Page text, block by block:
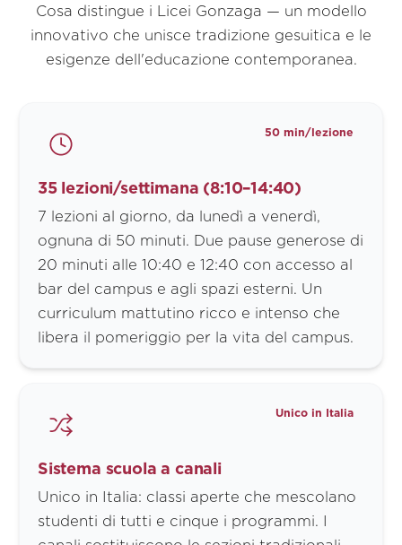
Cosa distingue i Licei Gonzaga — un modello
innovativo che unisce tradizione gesuitica e le
esigenze dell'educazione contemporanea.
50 min/lezione
35 lezioni/settimana (8:10–14:40)
7 lezioni al giorno, da lunedì a venerdì,
ognuna di 50 minuti. Due pause generose di
20 minuti alle 10:40 e 12:40 con accesso al
bar del campus e agli spazi esterni. Un
curriculum mattutino ricco e intenso che
libera il pomeriggio per la vita del campus.
Unico in Italia
Sistema scuola a canali
Unico in Italia: classi aperte che mescolano
studenti di tutti e cinque i programmi. I